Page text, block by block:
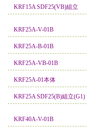
KRF15A SDF25(VB)組立
KRF25A-V-01B
KRF25A-B-01B
KRF25A-VB-01B
KRF25A-01本体
KRF25A SDF25(B)組立(G1)
KRF40A-V-01B